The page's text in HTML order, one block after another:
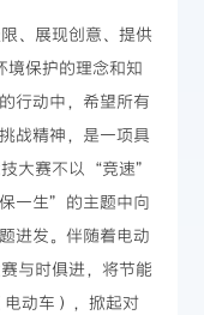
、展现创意、提供
境保护的理念和知
行动中，希望所有
战精神，是一项具
大赛不以“竞速”
一生”的主题中向
进发。伴随着电动
与时俱进，将节能
动车），掀起对